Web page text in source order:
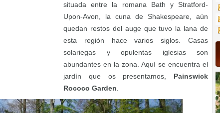
situada entre la romana Bath y Stratford-
Upon-Avon, la cuna de Shakespeare, aún
quedan restos del auge que tuvo la lana de
esta región hace varios siglos. Casas
solariegas y opulentas iglesias son
abundantes en la zona. Aquí se encuentra el
jardín que os presentamos, Painswick
Rococo Garden